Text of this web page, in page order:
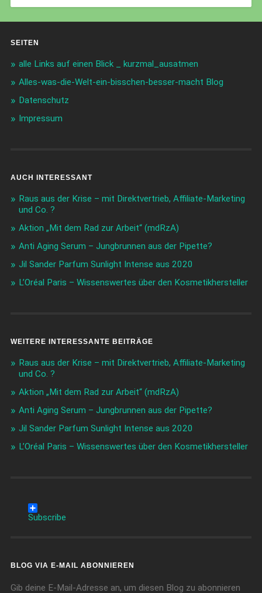
SEITEN
alle Links auf einen Blick _ kurzmal_ausatmen
Alles-was-die-Welt-ein-bisschen-besser-macht Blog
Datenschutz
Impressum
AUCH INTERESSANT
Raus aus der Krise – mit Direktvertrieb, Affiliate-Marketing
und Co. ?
Aktion „Mit dem Rad zur Arbeit“ (mdRzA)
Anti Aging Serum – Jungbrunnen aus der Pipette?
Jil Sander Parfum Sunlight Intense aus 2020
L’Oréal Paris – Wissenswertes über den Kosmetikhersteller
WEITERE INTERESSANTE BEITRÄGE
Raus aus der Krise – mit Direktvertrieb, Affiliate-Marketing
und Co. ?
Aktion „Mit dem Rad zur Arbeit“ (mdRzA)
Anti Aging Serum – Jungbrunnen aus der Pipette?
Jil Sander Parfum Sunlight Intense aus 2020
L’Oréal Paris – Wissenswertes über den Kosmetikhersteller
Subscribe
BLOG VIA E-MAIL ABONNIEREN
Gib deine E-Mail-Adresse an, um diesen Blog zu abonnieren